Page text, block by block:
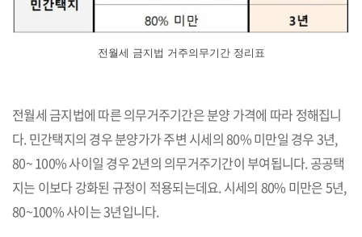
전월세 금지법 거주의무기간 정리표
전월세 금지법에 따른 의무거주기간은 분양 가격에 따라 정해집니
다. 민간택지의 경우 분양가가 주변 시세의 80% 미만일 경우 3년,
80~ 100% 사이일 경우 2년의 의무거주기간이 부여됩니다. 공공택
지는 이보다 강화된 규정이 적용되는데요. 시세의 80% 미만은 5년,
80~100% 사이는 3년입니다.